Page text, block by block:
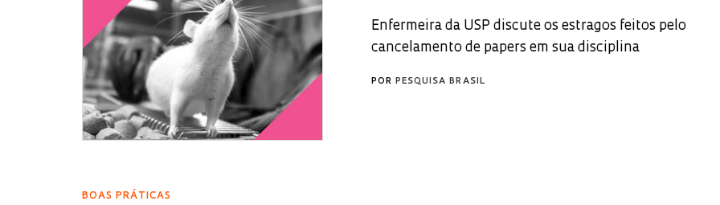
Enfermeira da USP discute os estragos feitos pelo
cancelamento de papers em sua disciplina
POR PESQUISA BRASIL
BOAS PRÁTICAS